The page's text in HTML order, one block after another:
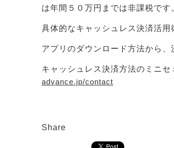
は年間５０万円までは非課税です
具体的なキャッシュレス決済活用
アプリのダウンロード方法から、
キャッシュレス決済方法のミニ
advance.jp/contact
Share